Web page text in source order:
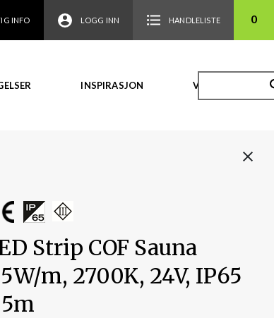
INFO LOGG INN HANDLELISTE 0
INSPIRASJON VIDEO
Strip COF Sauna
m, 2700K, 24V, IP65